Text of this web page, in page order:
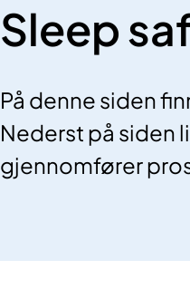
Sleep
På denne siden
Nederst på siden
gjennomfører